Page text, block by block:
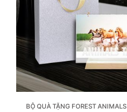
BỘ QUÀ TẶNG FOREST ANIMALS